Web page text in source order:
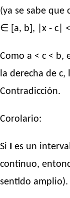
(ya se sabe
∈ [a, b], |x - c|
Como a < c < b,
la derecha de
Contradicción.
Corolario:
Si
es un
continuo,
sentido amplio).